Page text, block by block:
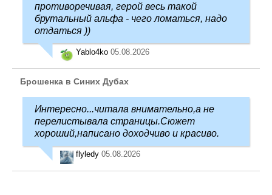
противоречивая, герой весь такой
брутальный альфа - чего ломаться, надо
отдаться ))
Yablo4ko 05.08.2026
Брошенка в Синих Дубах
Интересно...читала внимательно,а не
перелистывала страницы.Сюжет
хороший,написано доходчиво и красиво.
flyledy 05.08.2026